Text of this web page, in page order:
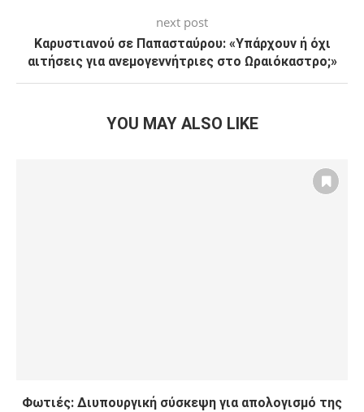
next post
Καρυστιανού σε Παπασταύρου: «Υπάρχουν ή όχι
αιτήσεις για ανεμογεννήτριες στο Ωραιόκαστρο;»
YOU MAY ALSO LIKE
Φωτιές: Διυπουργική σύσκεψη για απολογισμό της